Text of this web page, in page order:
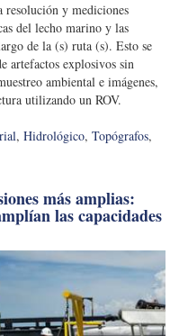
resolución y mediciones
del lecho marino y las
de la (s) ruta (s). Esto se
artefactos explosivos sin
ambiental e imágenes,
utilizando un ROV.
, Hidrológico, Topógrafos,
más amplias:
las capacidades